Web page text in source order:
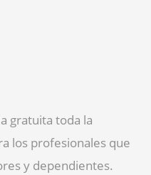
gratuita toda la
los profesionales que
y dependientes.